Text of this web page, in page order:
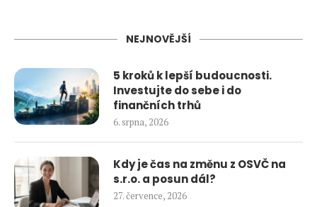
NEJNOVĚJŠÍ
5 kroků k lepší budoucnosti.
Investujte do sebe i do
finančních trhů
6. srpna, 2026
Kdy je čas na změnu z OSVČ na
s.r.o. a posun dál?
27. července, 2026